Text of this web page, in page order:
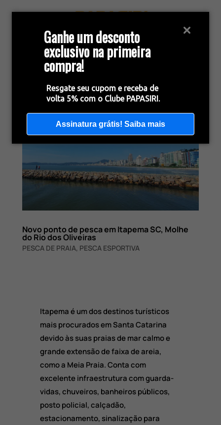
Ganhe um desconto
exclusivo na primeira
compra!
Resgate seu cupom e receba de
volta 5% com o Clube PAPASIRI.
Assinatura grátis! Saiba mais
Novo ponto de pesca em Itapema SC, Molhe
do Rio dos Oliveiras
PESCA DE PRAIA, PESCA ESPORTIVA
Itapema é um dos destinos turísticos
mais procurados em Santa Catarina
devido às suas praias de mar calmo e
grande extensão de faixa de areia,
como a Meia Praia. Conta com
excelente infraestrutura com guarda-
vidas, chuveiros, banheiros públicos,
posto policial, calçadão,
estacionamento, sinalização para